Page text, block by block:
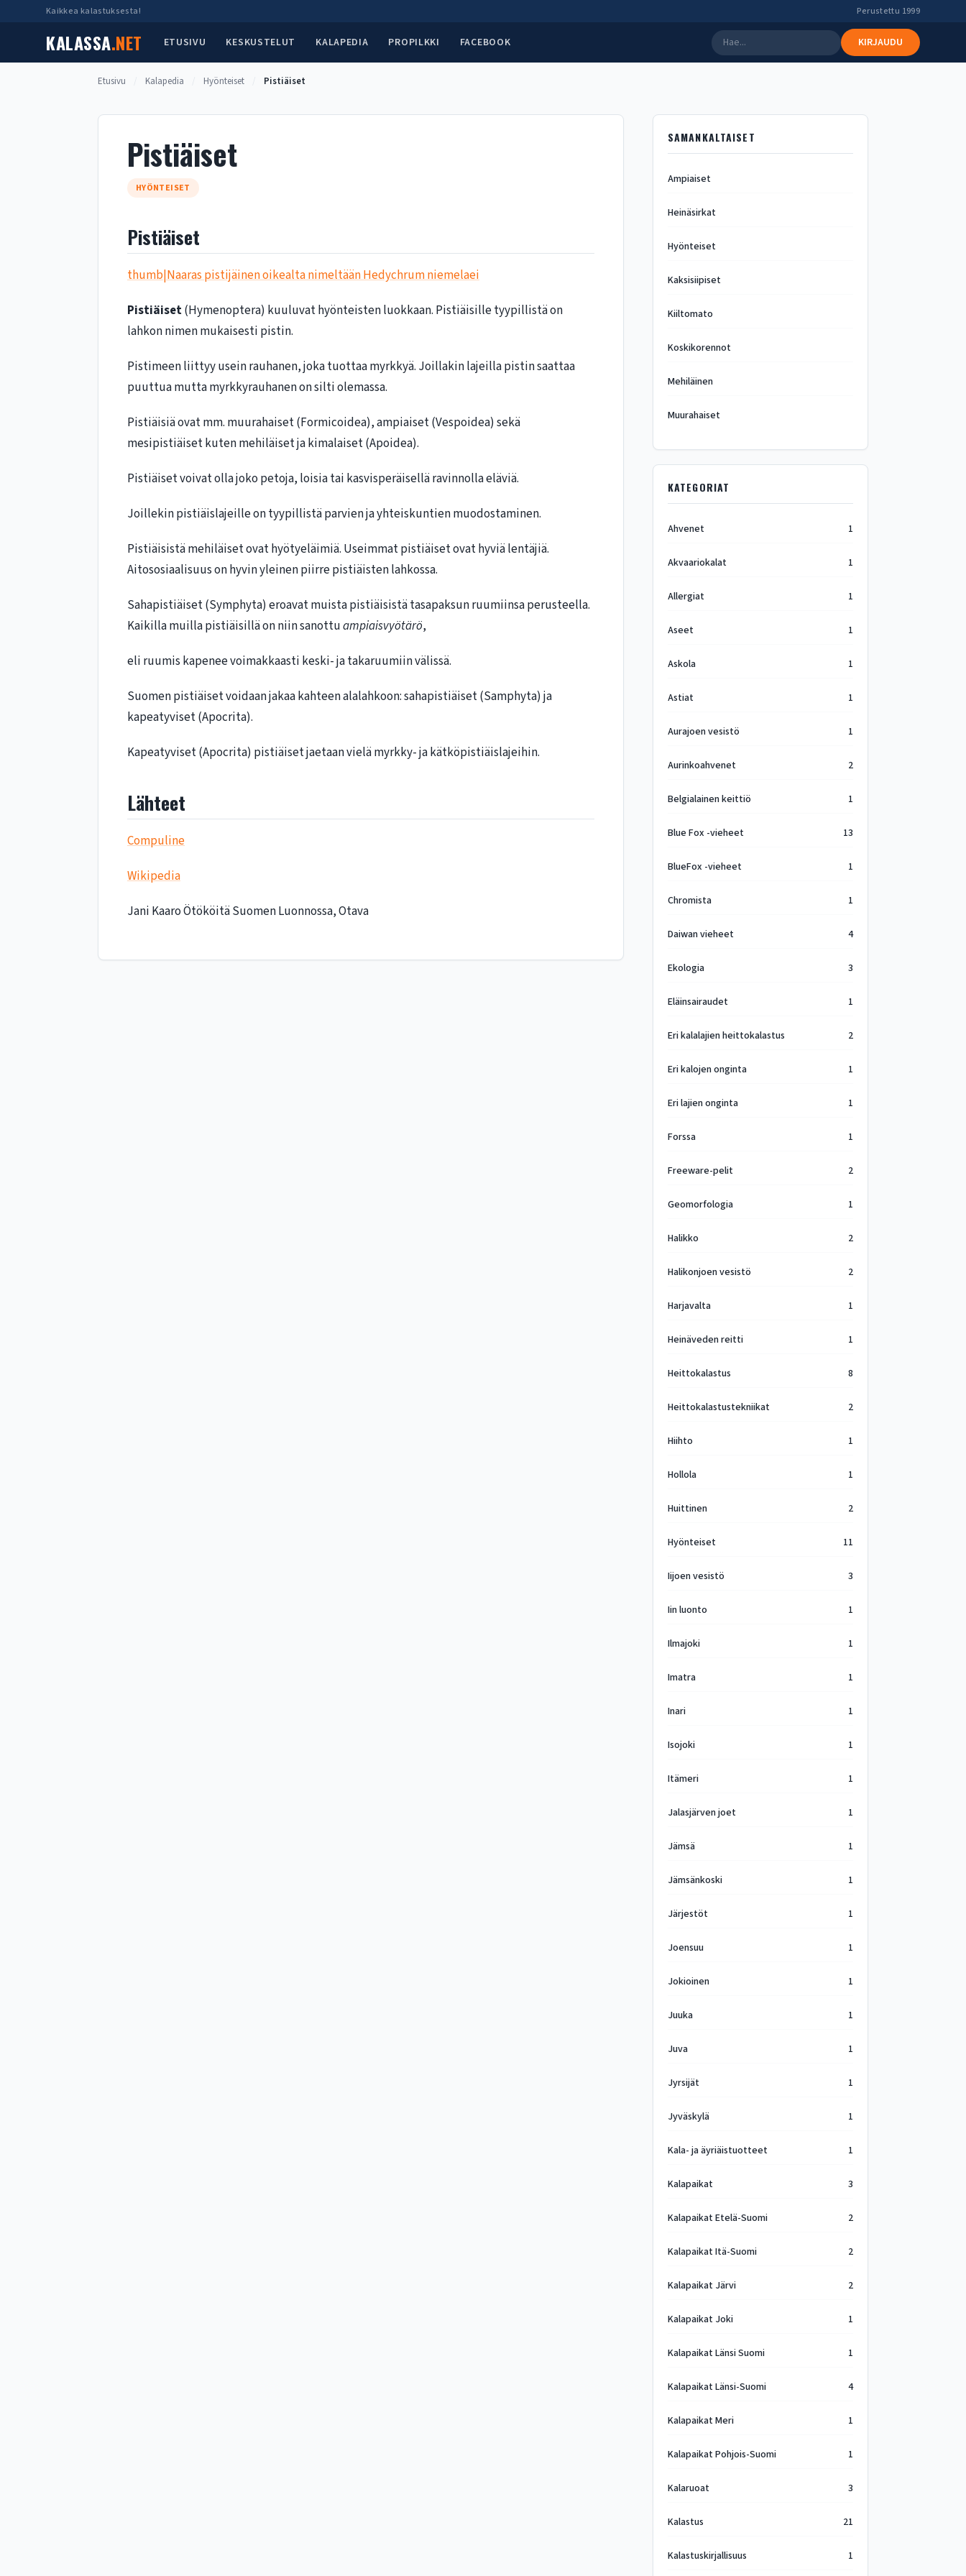
Kaikkea kalastuksesta! Perustettu 1999
KALASSA.NET ETUSIVU KESKUSTELUT KALAPEDIA PROPILKKI FACEBOOK KIRJAUDU
Etusivu Kalapedia Hyönteiset Pistiäiset
Pistiäiset
HYÖNTEISET
Pistiäiset
thumb|Naaras pistijäinen oikealta nimeltään Hedychrum niemelaei‎‎
Pistiäiset(Hymenoptera) kuuluvat hyönteisten luokkaan. Pistiäisille tyypillistä on
lahkon nimen mukaisesti pistin.
Pistimeen liittyy usein rauhanen, joka tuottaa myrkkyä. Joillakin lajeilla pistin saattaa
puuttua mutta myrkkyrauhanen on silti olemassa.
Pistiäisiä ovat mm. muurahaiset (Formicoidea), ampiaiset (Vespoidea) sekä
mesipistiäiset kuten mehiläiset ja kimalaiset (Apoidea).
Pistiäiset voivat olla joko petoja, loisia tai kasvisperäisellä ravinnolla eläviä.
Joillekin pistiäislajeille on tyypillistä parvien ja yhteiskuntien muodostaminen.
Pistiäisistä mehiläiset ovat hyötyeläimiä. Useimmat pistiäiset ovat hyviä lentäjiä.
Aitososiaalisuus on hyvin yleinen piirre pistiäisten lahkossa.
Sahapistiäiset (Symphyta) eroavat muista pistiäisistä tasapaksun ruumiinsa perusteella.
Kaikilla muilla pistiäisillä on niin sanottuampiaisvyötärö,
eli ruumis kapenee voimakkaasti keski- ja takaruumiin välissä.
Suomen pistiäiset voidaan jakaa kahteen alalahkoon: sahapistiäiset (Samphyta) ja
kapeatyviset (Apocrita).
Kapeatyviset (Apocrita) pistiäiset jaetaan vielä myrkky- ja kätköpistiäislajeihin.
Lähteet
Compuline
Wikipedia
Jani Kaaro Ötököitä Suomen Luonnossa, Otava
SAMANKALTAISET
Ampiaiset
Heinäsirkat
Hyönteiset
Kaksisiipiset
Kiiltomato
Koskikorennot
Mehiläinen
Muurahaiset
KATEGORIAT
Ahvenet 1
Akvaariokalat 1
Allergiat 1
Aseet 1
Askola 1
Astiat 1
Aurajoen vesistö 1
Aurinkoahvenet 2
Belgialainen keittiö 1
Blue Fox -vieheet 13
BlueFox -vieheet 1
Chromista 1
Daiwan vieheet 4
Ekologia 3
Eläinsairaudet 1
Eri kalalajien heittokalastus 2
Eri kalojen onginta 1
Eri lajien onginta 1
Forssa 1
Freeware-pelit 2
Geomorfologia 1
Halikko 2
Halikonjoen vesistö 2
Harjavalta 1
Heinäveden reitti 1
Heittokalastus 8
Heittokalastustekniikat 2
Hiihto 1
Hollola 1
Huittinen 2
Hyönteiset 11
Iijoen vesistö 3
Iin luonto 1
Ilmajoki 1
Imatra 1
Inari 1
Isojoki 1
Itämeri 1
Jalasjärven joet 1
Jämsä 1
Jämsänkoski 1
Järjestöt 1
Joensuu 1
Jokioinen 1
Juuka 1
Juva 1
Jyrsijät 1
Jyväskylä 1
Kala- ja äyriäistuotteet 1
Kalapaikat 3
Kalapaikat Etelä-Suomi 2
Kalapaikat Itä-Suomi 2
Kalapaikat Järvi 2
Kalapaikat Joki 1
Kalapaikat Länsi Suomi 1
Kalapaikat Länsi-Suomi 4
Kalapaikat Meri 1
Kalapaikat Pohjois-Suomi 1
Kalaruoat 3
Kalastus 21
Kalastuskirjallisuus 1